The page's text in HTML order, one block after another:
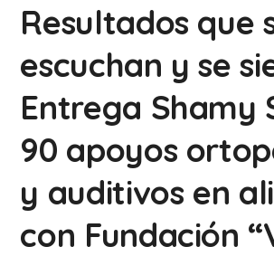
Resultados que
escuchan y se
Entrega Shamy
90 apoyos
y auditivos en
con Fundación